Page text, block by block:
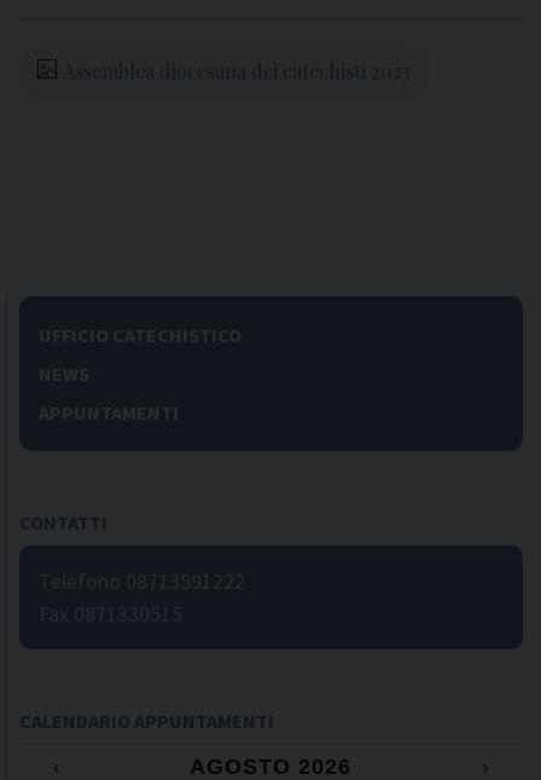
UFFICIO CATECHISTICO
NEWS
APPUNTAMENTI
CONTATTI
Telefono 08713591222
Fax 0871330515
CALENDARIO APPUNTAMENTI
‹
AGOSTO 2026
›